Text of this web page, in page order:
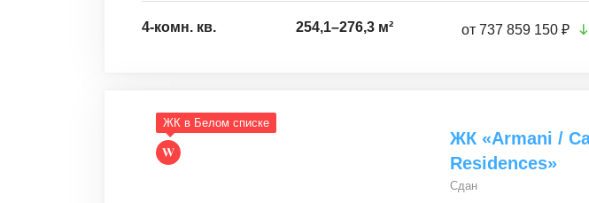
4-комн. кв. 254,1–276,3 м² от 737 859 150 ₽
ЖК в Белом списке
ЖК «Armani /
Residences»
Сдан